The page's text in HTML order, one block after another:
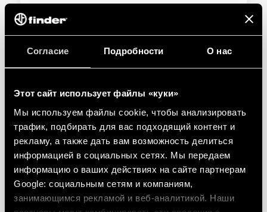
Согласие Подробности О нас
Этот сайт использует файлы «куки»
Мы используем файлы cookie, чтобы анализировать
трафик, подбирать для вас подходящий контент и
рекламу, а также дать вам возможность делиться
информацией в социальных сетях. Мы передаем
информацию о ваших действиях на сайте партнерам
Google: социальным сетям и компаниям,
занимающимся рекламой и веб-аналитикой. Наши
Bliss Wi-Fi/Bliss T
EN|| .PDF
БРОШЮРА
BLISS - Thermostats and WiFi
Chronothermostats
EN PDF